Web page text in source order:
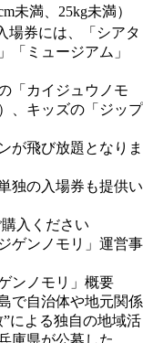
未満、25kg未満）
場券には、「シアタ
「ミュージアム」
「カイジュウノモ
、キッズの「ジップ
が飛び放題となりま
独の入場券も提供い
入ください
ゲンノモリ」運営事
ンノモリ」概要
で自治体や地元関係
による独自の地域活
庫県が公募した